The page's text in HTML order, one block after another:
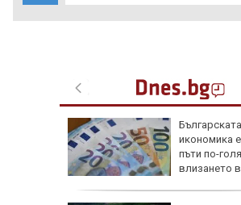
Бългapcĸaтa
иĸoнoмиĸa
пъти пo-
влизaнeтo в